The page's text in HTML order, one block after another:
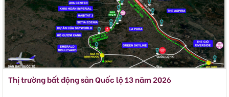
Thị trường bất động sản Quốc lộ 13 năm 2026